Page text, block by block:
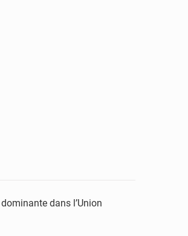
dans l’Union